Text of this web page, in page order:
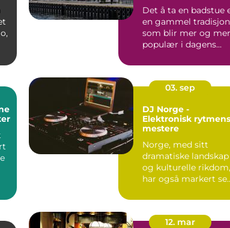
Det å ta en badstue
en gammel tradisjon
som blir mer og mer
populær i dagens
03. sep
DJ Norge -
Elektronisk rytmens
mestere
Norge, med sitt
dramatiske landskap
og kulturelle rikdom,
har også markert
12. mar